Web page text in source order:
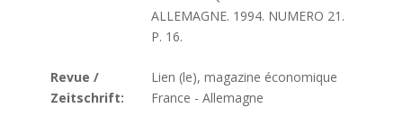
ALLEMAGNE. 1994. NUMERO 21.
P. 16.
Revue /
Zeitschrift:
Lien (le), magazine économique
France - Allemagne